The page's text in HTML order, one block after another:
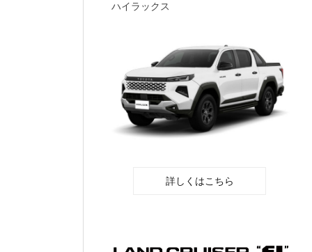
ハイラックス
詳しくはこちら